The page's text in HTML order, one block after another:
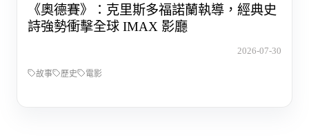
《奧德賽》：克里斯多福諾蘭執導，經典史
詩強勢衝擊全球 IMAX 影廳
2026-07-30
故事 歷史 電影